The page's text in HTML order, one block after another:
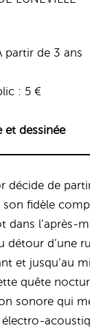
partir de 3 ans
: 5 €
et dessinée
décide de
son fidèle
dans l’après-
détour d’une
et jusqu’au
quête
sonore qui